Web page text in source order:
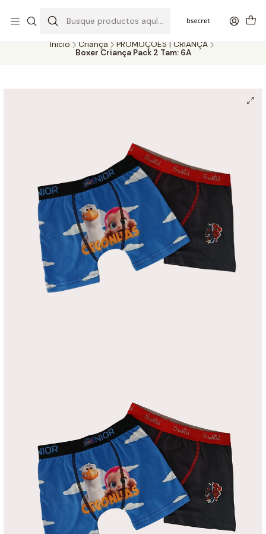
A 5 DIAS
Inicio Criança
PROMOÇÕES | CRIANÇA
Boxer Criança Pack 2 Tam: 6A